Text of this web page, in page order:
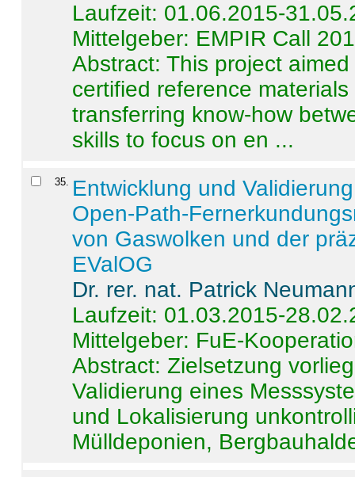
Laufzeit: 01.06.2015-
Mittelgeber: EMPIR Call
Abstract:This project
certified reference
transferring know-how
skills to focus on en ...
35. Entwicklung und
Open-Path-
von Gaswolken und der
EValOG
Dr. rer. nat. Patrick
Laufzeit: 01.03.2015-
Mittelgeber: FuE-
Abstract:Zielsetzung
Validierung eines
und Lokalisierung
Mülldeponien,